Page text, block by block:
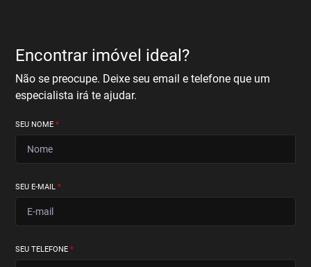
Encontrar imóvel ideal?
Não se preocupe. Deixe seu email e telefone que um
especialista irá te ajudar.
SEU NOME*
SEU E-MAIL*
SEU TELEFONE*